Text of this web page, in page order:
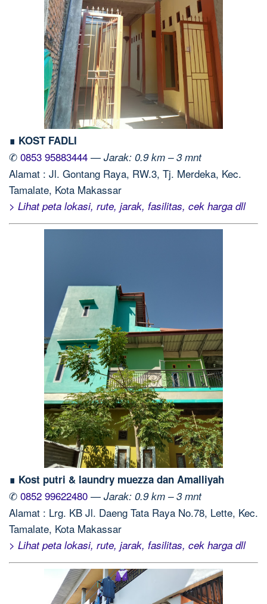
∎ KOST FADLI
✆ 0853 95883444 — Jarak: 0.9 km – 3 mnt
Alamat : Jl. Gontang Raya, RW.3, Tj. Merdeka, Kec.
Tamalate, Kota Makassar
> Lihat peta lokasi, rute, jarak, fasilitas, cek harga dll
∎ Kost putri & laundry muezza dan Amalliyah
✆ 0852 99622480 — Jarak: 0.9 km – 3 mnt
Alamat : Lrg. KB Jl. Daeng Tata Raya No.78, Lette, Kec.
Tamalate, Kota Makassar
> Lihat peta lokasi, rute, jarak, fasilitas, cek harga dll